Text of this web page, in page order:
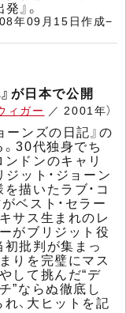
』。
年09月15日作成−
が日本で公開
ィガー ／ 2001年）
ーンズの日記』の
30代独身でち
ドンのキャリ
ジット・ジョーン
描いたラブ・コ
ベスト・セラー
サス生まれのレ
がブリジット役
批判が集まっ
りを完璧にマス
して挑んだ“デ
”ならぬ徹底し
、大ヒットを記